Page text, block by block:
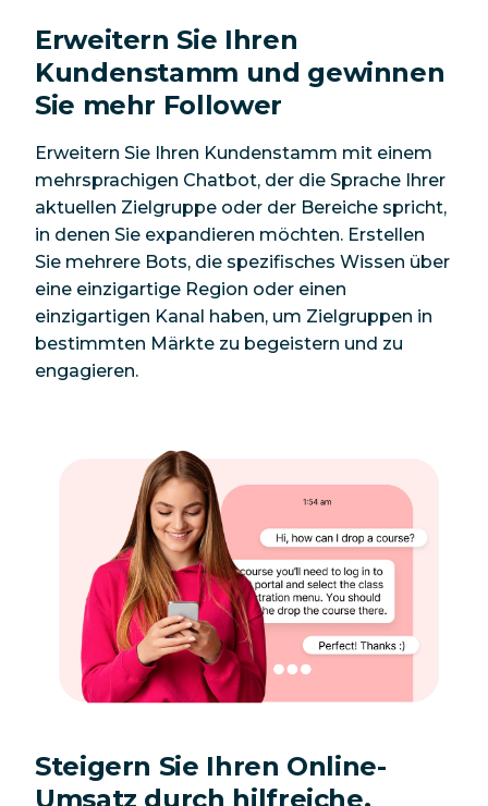
Erweitern Sie Ihren
Kundenstamm und gewinnen
Sie mehr Follower
Erweitern Sie Ihren Kundenstamm mit einem
mehrsprachigen Chatbot, der die Sprache Ihrer
aktuellen Zielgruppe oder der Bereiche spricht,
in denen Sie expandieren möchten. Erstellen
Sie mehrere Bots, die spezifisches Wissen über
eine einzigartige Region oder einen
einzigartigen Kanal haben, um Zielgruppen in
bestimmten Märkte zu begeistern und zu
engagieren.
Steigern Sie Ihren Online-
Umsatz durch hilfreiche,